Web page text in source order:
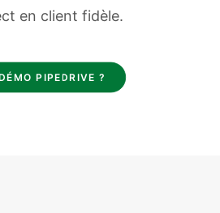
en client fidèle.
PIPEDRIVE ?